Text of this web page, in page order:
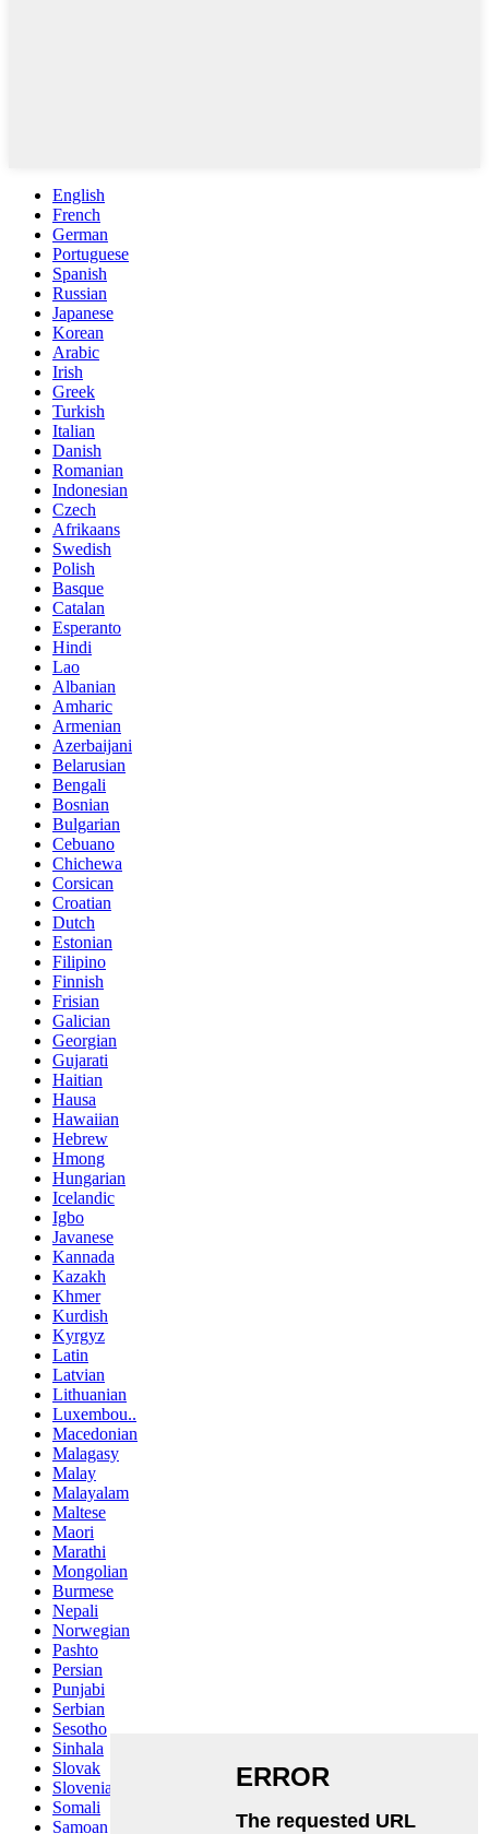
English
French
German
Portuguese
Spanish
Russian
Japanese
Korean
Arabic
Irish
Greek
Turkish
Italian
Danish
Romanian
Indonesian
Czech
Afrikaans
Swedish
Polish
Basque
Catalan
Esperanto
Hindi
Lao
Albanian
Amharic
Armenian
Azerbaijani
Belarusian
Bengali
Bosnian
Bulgarian
Cebuano
Chichewa
Corsican
Croatian
Dutch
Estonian
Filipino
Finnish
Frisian
Galician
Georgian
Gujarati
Haitian
Hausa
Hawaiian
Hebrew
Hmong
Hungarian
Icelandic
Igbo
Javanese
Kannada
Kazakh
Khmer
Kurdish
Kyrgyz
Latin
Latvian
Lithuanian
Luxembou..
Macedonian
Malagasy
Malay
Malayalam
Maltese
Maori
Marathi
Mongolian
Burmese
Nepali
Norwegian
Pashto
Persian
Punjabi
Serbian
Sesotho
Sinhala
Slovak
Slovenian
Somali
Samoan